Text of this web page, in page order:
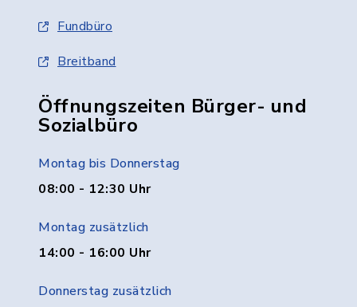
Fundbüro
Breitband
Öffnungszeiten Bürger- und
Sozialbüro
Montag bis Donnerstag
08:00 - 12:30 Uhr
Montag zusätzlich
14:00 - 16:00 Uhr
Donnerstag zusätzlich